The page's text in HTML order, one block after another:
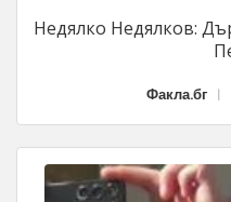
Недялко Недялков:
Факла.бг